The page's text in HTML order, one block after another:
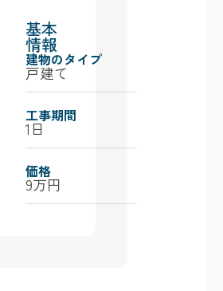
基本
情報
建物のタイプ
戸建て
工事期間
1日
価格
9万円